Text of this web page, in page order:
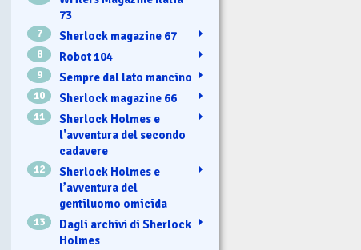
73
7 Sherlock magazine 67
8 Robot 104
9 Sempre dal lato mancino
10 Sherlock magazine 66
11
Sherlock Holmes e
l'avventura del secondo
cadavere
12
Sherlock Holmes e
l’avventura del
gentiluomo omicida
13
Dagli archivi di Sherlock
Holmes